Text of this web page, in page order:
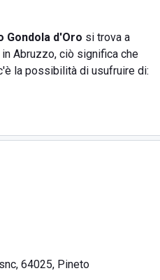
Gondola d'Oro si trova a
Abruzzo, ciò significa che
la possibilità di usufruire di:
Ilbarè un ottimo modo per
64025, Pineto